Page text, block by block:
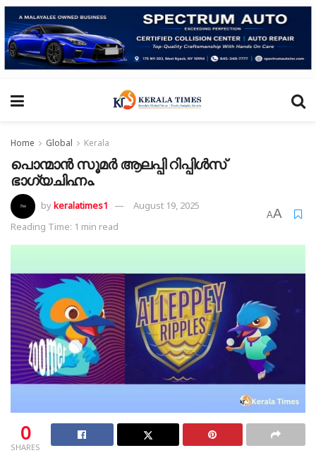
Home Global Kerala
പൊന്മാൻ സൂമർ ആലപ്പി റിപ്പിൾസ്
ഭാഗ്യചിഹ്നം.
bykeralatimes1
August 19, 2025
Reading Time: 1 min read
AA
0
SHARES